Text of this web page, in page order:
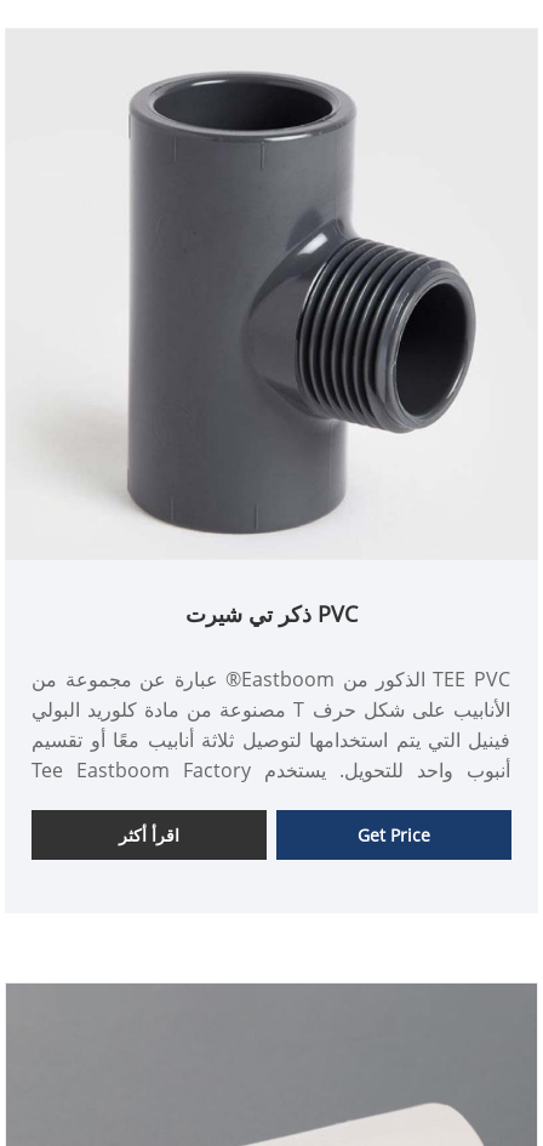
PVC ذكر تي شيرت
TEE PVC الذكور من Eastboom® عبارة عن مجموعة من
الأنابيب على شكل حرف T مصنوعة من مادة كلوريد البولي
فينيل التي يتم استخدامها لتوصيل ثلاثة أنابيب معًا أو تقسيم
أنبوب واحد للتحويل. يستخدم Tee Eastboom Factory
وهو مناسب للتجميع والتفكيك.
اقرأ أكثر Get Price